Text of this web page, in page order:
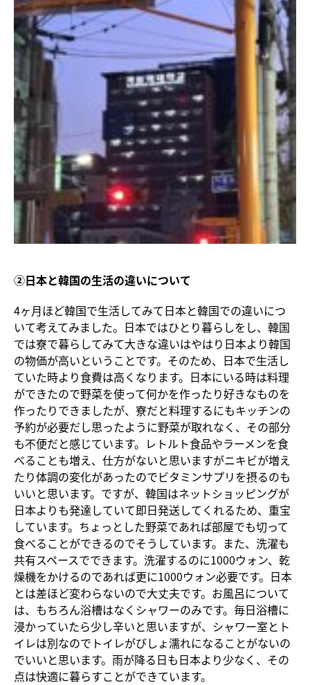
②日本と韓国の生活の違いについて
4ヶ月ほど韓国で生活してみて日本と韓国での違いにつ
いて考えてみました。日本ではひとり暮らしをし、韓国
では寮で暮らしてみて大きな違いはやはり日本より韓国
の物価が高いということです。そのため、日本で生活し
ていた時より食費は高くなります。日本にいる時は料理
ができたので野菜を使って何かを作ったり好きなものを
作ったりできましたが、寮だと料理するにもキッチンの
予約が必要だし思ったように野菜が取れなく、その部分
も不便だと感じています。レトルト食品やラーメンを食
べることも増え、仕方がないと思いますがニキビが増え
たり体調の変化があったのでビタミンサプリを摂るのも
いいと思います。ですが、韓国はネットショッピングが
日本よりも発達していて即日発送してくれるため、重宝
しています。ちょっとした野菜であれば部屋でも切って
食べることができるのでそうしています。また、洗濯も
共有スペースでできます。洗濯するのに1000ウォン、乾
燥機をかけるのであれば更に1000ウォン必要です。日本
とは差ほど変わらないので大丈夫です。お風呂について
は、もちろん浴槽はなくシャワーのみです。毎日浴槽に
浸かっていたら少し辛いと思いますが、シャワー室とト
イレは別なのでトイレがびしょ濡れになることがないの
でいいと思います。雨が降る日も日本より少なく、その
点は快適に暮らすことができています。